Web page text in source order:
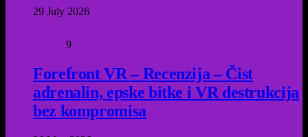
29 July 2026
9
Forefront VR – Recenzija – Čist
adrenalin, epske bitke i VR destrukcija
bez kompromisa